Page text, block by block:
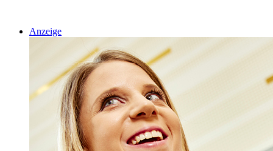
Anzeige